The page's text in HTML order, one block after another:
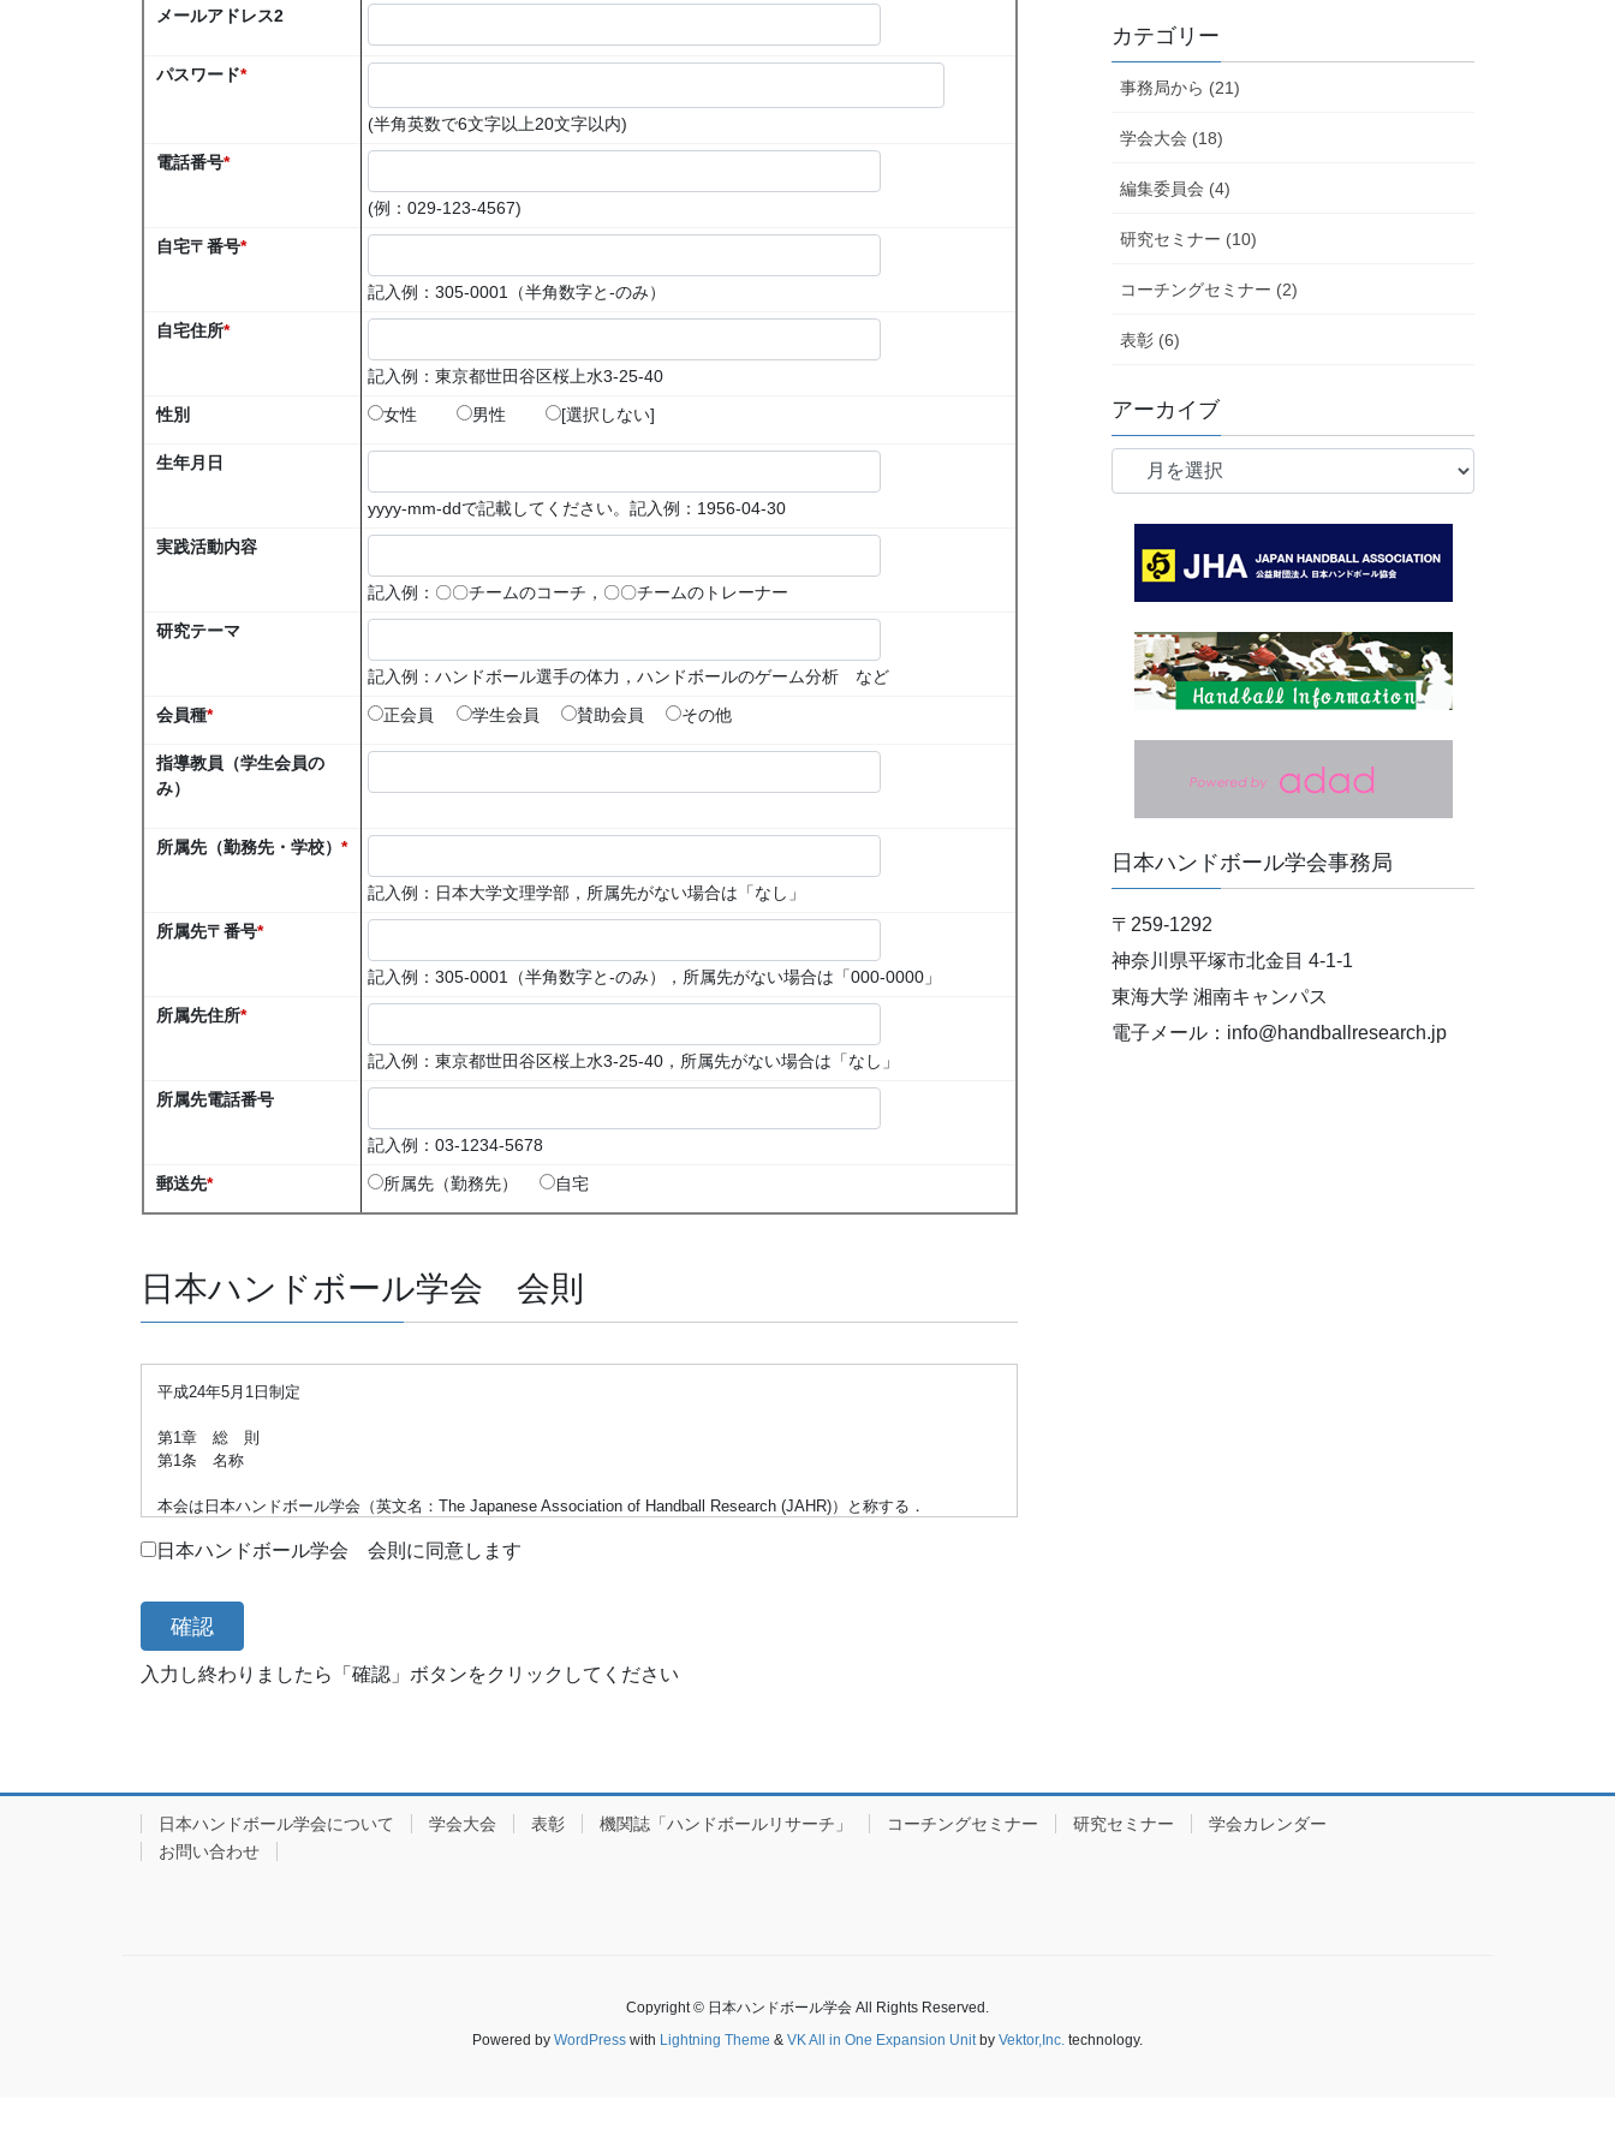
メールアドレス2
パスワード*
(半角英数で6文字以上20文字以内)
電話番号*
(例：029-123-4567)
自宅〒番号*
記入例：305-0001（半角数字と-のみ）
自宅住所*
記入例：東京都世田谷区桜上水3-25-40
性別
女性 男性 [選択しない]
生年月日
yyyy-mm-ddで記載してください。記入例：1956-04-30
実践活動内容
記入例：〇〇チームのコーチ，〇〇チームのトレーナー
研究テーマ
記入例：ハンドボール選手の体力，ハンドボールのゲーム分析 など
会員種* 正会員 学生会員 賛助会員 その他
指導教員（学生会員の
み）
所属先（勤務先・学校） *
記入例：日本大学文理学部，所属先がない場合は「なし」
所属先〒番号*
記入例：305-0001（半角数字と-のみ），所属先がない場合は「000-0000」
所属先住所*
記入例：東京都世田谷区桜上水3-25-40，所属先がない場合は「なし」
所属先電話番号
記入例：03-1234-5678
郵送先* 所属先（勤務先） 自宅
日本ハンドボール学会 会則
平成24年5月1日制定
第1章 総 則
第1条 名称
本会は日本ハンドボール学会（英文名：The Japanese Association of Handball Research (JAHR)）と称する．
第2条 目的
ことを目的とする．
第2章 事 業
第3条 事業
2 研究会，講習会等の開催
日本ハンドボール学会 会則に同意します
入力し終わりましたら「確認」ボタンをクリックしてください
カテゴリー
事務局から (21)
学会大会 (18)
編集委員会 (4)
研究セミナー (10)
コーチングセミナー (2)
表彰 (6)
アーカイブ
ア
日本ハンドボール学会事務局
〒259-1292
神奈川県平塚市北金目 4-1-1
東海大学 湘南キャンパス
電子メール：info@handballresearch.jp
日本ハンドボール学会について 学会大会 表彰 機関誌「ハンドボールリサーチ」 コーチングセミナー 研究セミナー
学会カレンダー
お問い合わせ
Copyright © 日本ハンドボール学会 All Rights Reserved.
Powered by WordPress with Lightning Theme & VK All in One Expansion Unitby Vektor,Inc. technology.